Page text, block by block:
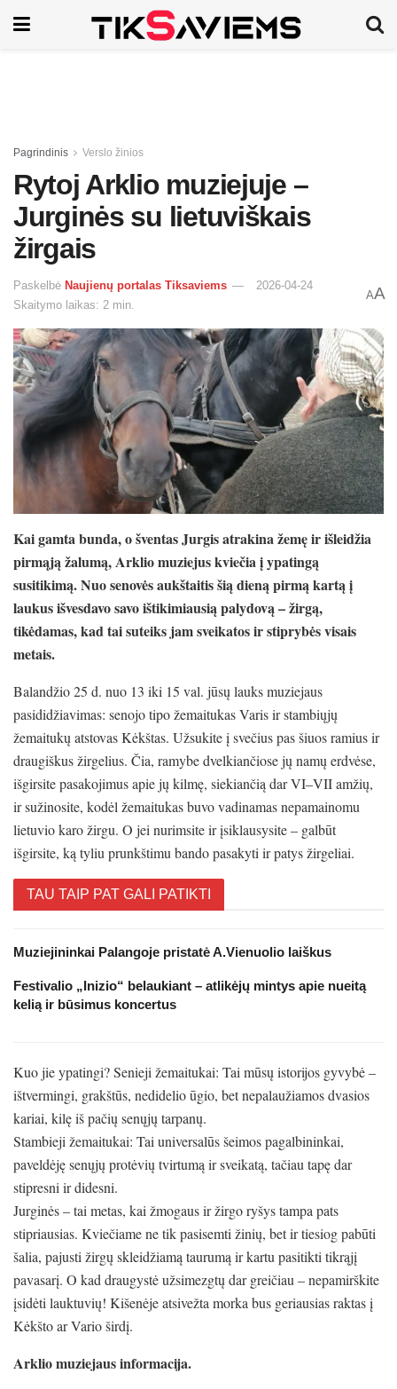
Pagrindinis Verslo žinios
Rytoj Arklio muziejuje –
Jurginės su lietuviškais
žirgais
Paskelbė Naujienų portalas Tiksaviems
2026-04-24
Skaitymo laikas: 2 min.
AA
Kai gamta bunda, o šventas Jurgis atrakina žemę ir išleidžia
pirmąją žalumą, Arklio muziejus kviečia į ypatingą
susitikimą. Nuo senovės aukštaitis šią dieną pirmą kartą į
laukus išvesdavo savo ištikimiausią palydovą – žirgą,
tikėdamas, kad tai suteiks jam sveikatos ir stiprybės visais
metais.
Balandžio 25 d. nuo 13 iki 15 val. jūsų lauks muziejaus
pasididžiavimas: senojo tipo žemaitukas Varis ir stambiųjų
žemaitukų atstovas Kėkštas. Užsukite į svečius pas šiuos ramius ir
draugiškus žirgelius. Čia, ramybe dvelkiančiose jų namų erdvėse,
išgirsite pasakojimus apie jų kilmę, siekiančią dar VI–VII amžių,
ir sužinosite, kodėl žemaitukas buvo vadinamas nepamainomu
lietuvio karo žirgu. O jei nurimsite ir įsiklausysite – galbūt
išgirsite, ką tyliu prunkštimu bando pasakyti ir patys žirgeliai.
TAU TAIP PAT GALI PATIKTI
Muziejininkai Palangoje pristatė A.Vienuolio laiškus
Festivalio „Inizio“ belaukiant – atlikėjų mintys apie nueitą
kelią ir būsimus koncertus
Kuo jie ypatingi? Senieji žemaitukai: Tai mūsų istorijos gyvybė –
ištvermingi, grakštūs, nedidelio ūgio, bet nepalaužiamos dvasios
kariai, kilę iš pačių senųjų tarpanų.
Stambieji žemaitukai: Tai universalūs šeimos pagalbininkai,
paveldėję senųjų protėvių tvirtumą ir sveikatą, tačiau tapę dar
stipresni ir didesni.
Jurginės – tai metas, kai žmogaus ir žirgo ryšys tampa pats
stipriausias. Kviečiame ne tik pasisemti žinių, bet ir tiesiog pabūti
šalia, pajusti žirgų skleidžiamą taurumą ir kartu pasitikti tikrąjį
pavasarį. O kad draugystė užsimezgtų dar greičiau – nepamirškite
įsidėti lauktuvių! Kišenėje atsivežta morka bus geriausias raktas į
Kėkšto ar Vario širdį.
Arklio muziejaus informacija.